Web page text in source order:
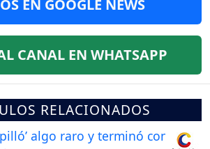
EN GOOGLE NEWS
CANAL EN WHATSAPP
RELACIONADOS